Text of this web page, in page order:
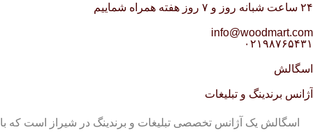
۲۴ ساعت شبانه روز و ۷ روز هفته همراه شماییم
info@woodmart.com
۰۲۱۹۸۷۶۵۴۳۱
اسگالش
آژانس برندینگ و تبلیغات
اسگالش یک آژانس تخصصی تبلیغات و برندینگ در شیراز است که با